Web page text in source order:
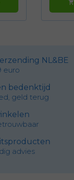
shopping_cart
NL&BE
euro
bedenktijd
geld terug
advies